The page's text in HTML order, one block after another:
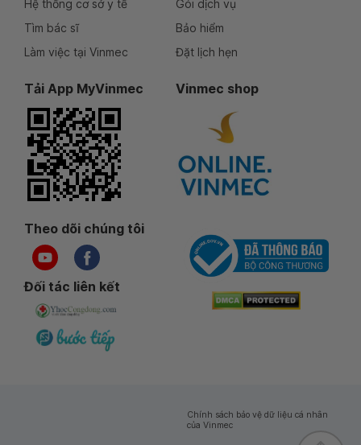
Hệ thống cơ sở y tế
Tìm bác sĩ
Làm việc tại Vinmec
Gói dịch vụ
Bảo hiểm
Đặt lịch hẹn
Tải App MyVinmec Vinmec shop
Theo dõi chúng tôi
Đối tác liên kết
Chính sách bảo vệ dữ liệu cá nhân
của Vinmec